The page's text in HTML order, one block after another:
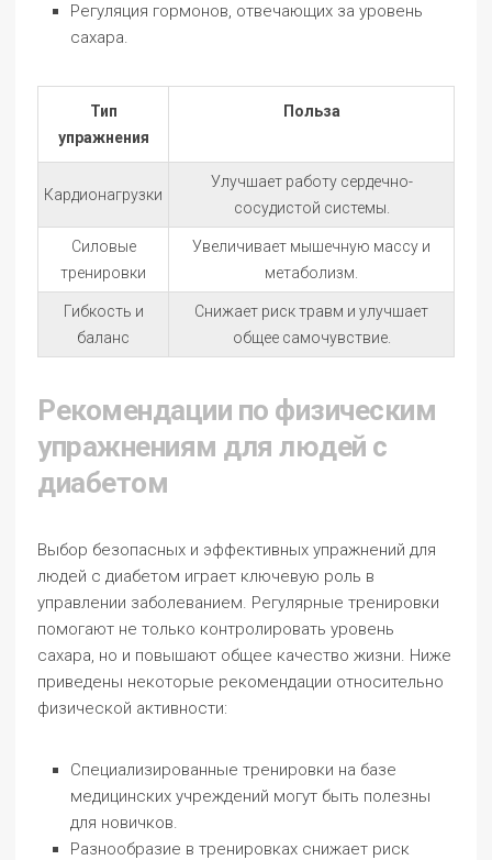
Регуляция гормонов, отвечающих за уровень
сахара.
Тип
упражнения
Польза
Кардионагрузки
Улучшает работу сердечно-
сосудистой системы.
Силовые
тренировки
Увеличивает мышечную массу и
метаболизм.
Гибкость и
баланс
Снижает риск травм и улучшает
общее самочувствие.
Рекомендации по физическим
упражнениям для людей с
диабетом
Выбор безопасных и эффективных упражнений для
людей с диабетом играет ключевую роль в
управлении заболеванием. Регулярные тренировки
помогают не только контролировать уровень
сахара, но и повышают общее качество жизни. Ниже
приведены некоторые рекомендации относительно
физической активности:
Специализированные тренировки на базе
медицинских учреждений могут быть полезны
для новичков.
Разнообразие в тренировках снижает риск